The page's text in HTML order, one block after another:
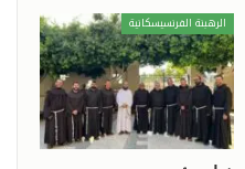
الرهبنة الفرنسيسكانية